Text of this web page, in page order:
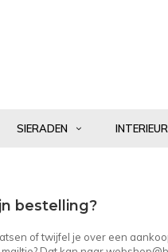
SIERADEN INTERIEUR
bestelling?
of twijfel je over een